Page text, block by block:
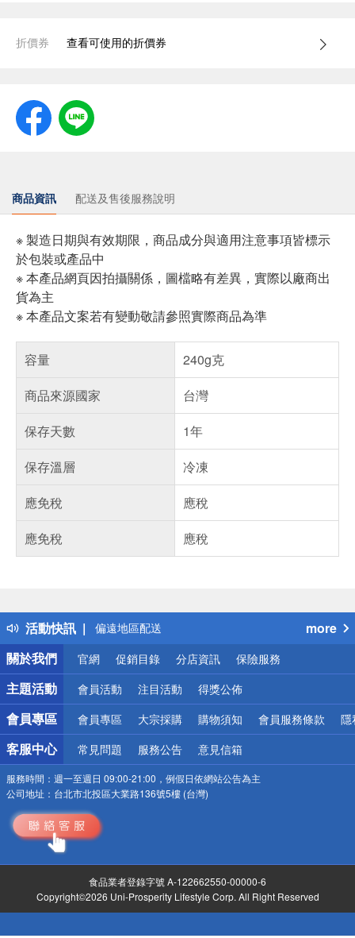
折價券 查看可使用的折價券
商品資訊 配送及售後服務說明
※ 製造日期與有效期限，商品成分與適用注意事項皆標示
於包裝或產品中
※ 本產品網頁因拍攝關係，圖檔略有差異，實際以廠商出
貨為主
※ 本產品文案若有變動敬請參照實際商品為準
容量
240g克
商品來源國家
台灣
保存天數
1年
保存溫層
冷凍
應免稅
應稅
應免稅
應稅
活動快訊
詐騙網頁！請小心！
銀行優惠
偏遠地區配送
詐騙網頁！請小心！
more
關於我們
官網 促銷目錄 分店資訊 保險服務
主題活動 會員活動 注目活動 得獎公佈
會員專區 會員專區 大宗採購 購物須知 會員服務條款 隱
客服中心 常見問題 服務公告 意見信箱
服務時間： 週一至週日 09:00-21:00，例假日依網站公告為主
公司地址： 台北市北投區大業路136號5樓 (台灣)
食品業者登錄字號 A-122662550-00000-6
Copyright©2026 Uni-Prosperity Lifestyle Corp. All Right Reserved